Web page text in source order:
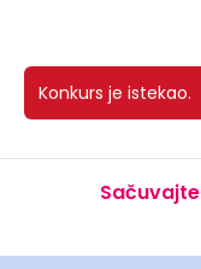
Konkurs je istekao.
Sačuvajte